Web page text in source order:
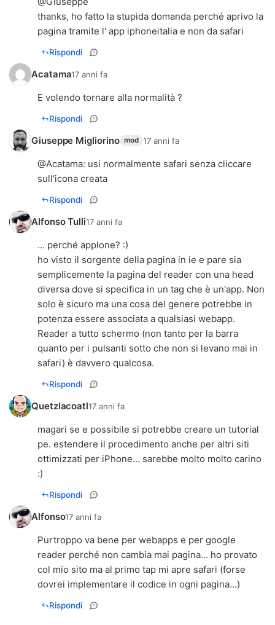
thanks, ho fatto la stupida domanda perché aprivo la
pagina tramite l' app iphoneitalia e non da safari
Rispondi
Acatama17 anni fa
E volendo tornare alla normalità ?
Rispondi
Giuseppe Migliorino mod 17 anni fa
@Acatama: usi normalmente safari senza cliccare
sull'icona creata
Rispondi
Alfonso Tulli17 anni fa
... perché applone? :)
ho visto il sorgente della pagina in ie e pare sia
semplicemente la pagina del reader con una head
diversa dove si specifica in un tag che è un'app. Non
solo è sicuro ma una cosa del genere potrebbe in
potenza essere associata a qualsiasi webapp.
Reader a tutto schermo (non tanto per la barra
quanto per i pulsanti sotto che non si levano mai in
safari) è davvero qualcosa.
Rispondi
Quetzlacoatl17 anni fa
magari se e possibile si potrebbe creare un tutorial
pe. estendere il procedimento anche per altri siti
ottimizzati per iPhone... sarebbe molto molto carino
:)
Rispondi
Alfonso17 anni fa
Purtroppo va bene per webapps e per google
reader perché non cambia mai pagina... ho provato
col mio sito ma al primo tap mi apre safari (forse
dovrei implementare il codice in ogni pagina...)
Rispondi